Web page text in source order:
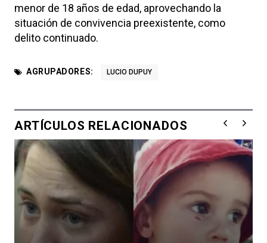
menor de 18 años de edad, aprovechando la
situación de convivencia preexistente, como
delito continuado.
AGRUPADORES: LUCIO DUPUY
ARTÍCULOS RELACIONADOS